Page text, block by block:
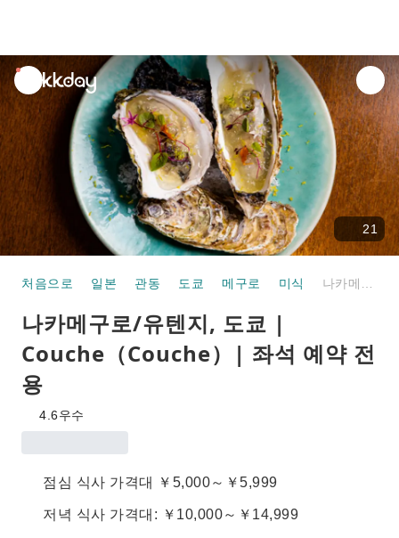
unread
notifications
21
처음으로 일본 관동 도쿄 메구로 미식
나카메구로/유텐지, 도쿄 |
Couche（Couche）| 좌석 예약 전
용
4.6우수
점심 식사 가격대 ￥5,000～￥5,999
저녁 식사 가격대: ￥10,000～￥14,999